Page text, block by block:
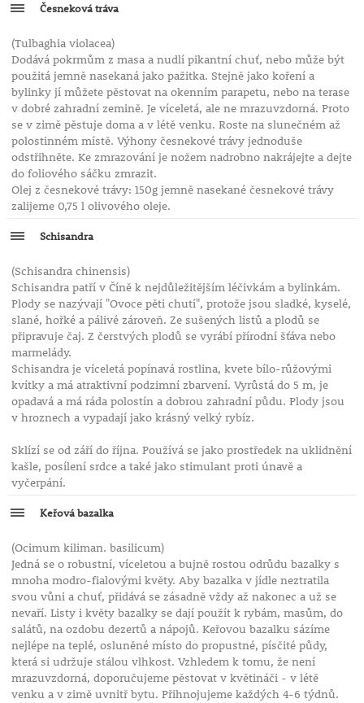
Česneková tráva
(Tulbaghia violacea)
Dodává pokrmům z masa a nudlí pikantní chuť, nebo může být
použitá jemně nasekaná jako pažitka. Stejně jako koření a
bylinky jí můžete pěstovat na okenním parapetu, nebo na terase
v dobré zahradní zemině. Je víceletá, ale ne mrazuvzdorná. Proto
se v zimě pěstuje doma a v létě venku. Roste na slunečném až
polostinném místě. Výhony česnekové trávy jednoduše
odstřihněte. Ke zmrazování je nožem nadrobno nakrájejte a dejte
do foliového sáčku zmrazit.
Olej z česnekové trávy: 150g jemně nasekané česnekové trávy
zalijeme 0,75 l olivového oleje.
Schisandra
(Schisandra chinensis)
Schisandra patří v Číně k nejdůležitějším léčivkám a bylinkám.
Plody se nazývají "Ovoce pěti chutí", protože jsou sladké, kyselé,
slané, hořké a pálivé zároveň. Ze sušených listů a plodů se
připravuje čaj. Z čerstvých plodů se vyrábí přírodní šťáva nebo
marmelády.
Schisandra je víceletá popínavá rostlina, kvete bílo-růžovými
kvítky a má atraktivní podzimní zbarvení. Vyrůstá do 5 m, je
opadavá a má ráda polostín a dobrou zahradní půdu. Plody jsou
v hroznech a vypadají jako krásný velký rybíz.
Sklízí se od září do října. Používá se jako prostředek na uklidnění
kašle, posílení srdce a také jako stimulant proti únavě a
vyčerpání.
Keřová bazalka
(Ocimum kiliman. basilicum)
Jedná se o robustní, víceletou a bujně rostou odrůdu bazalky s
mnoha modro-fialovými květy. Aby bazalka v jídle neztratila
svou vůni a chuť, přidává se zásadně vždy až nakonec a už se
nevaří. Listy i květy bazalky se dají použít k rybám, masům, do
salátů, na ozdobu dezertů a nápojů. Keřovou bazalku sázíme
nejlépe na teplé, osluněné místo do propustné, písčité půdy,
která si udržuje stálou vlhkost. Vzhledem k tomu, že není
mrazuvzdorná, doporučujeme pěstovat v květináči - v létě
venku a v zimě uvnitř bytu. Přihnojujeme každých 4-6 týdnů.